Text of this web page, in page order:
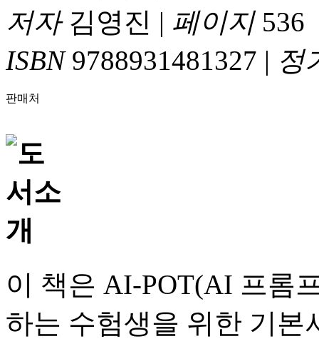
저자김영진 | 페이지536
ISBN9788931481327 | 정
판매처
이 책은 AI-POT(AI 프롬
하는 수험생을 위한 기본